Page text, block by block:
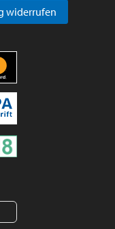
widerrufen